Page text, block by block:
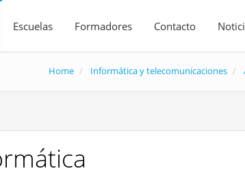
Escuelas Formadores Contacto
Home Informática y telecomunicaciones